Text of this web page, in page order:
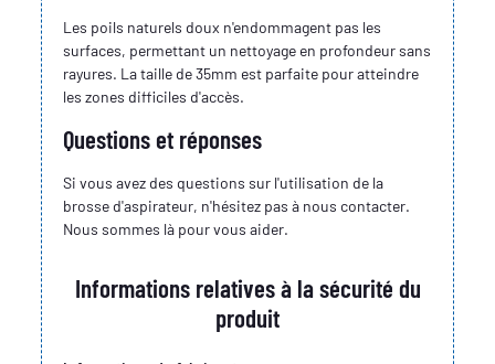
Les poils naturels doux n'endommagent pas les
surfaces, permettant un nettoyage en profondeur sans
rayures. La taille de 35mm est parfaite pour atteindre
les zones difficiles d'accès.
Questions et réponses
Si vous avez des questions sur l'utilisation de la
brosse d'aspirateur, n'hésitez pas à nous contacter.
Nous sommes là pour vous aider.
Informations relatives à la sécurité du
produit